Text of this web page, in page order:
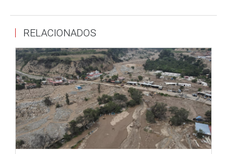
Congreso, 17 de junio del 2020
DESPACHO CONGRESAL
RELACIONADOS